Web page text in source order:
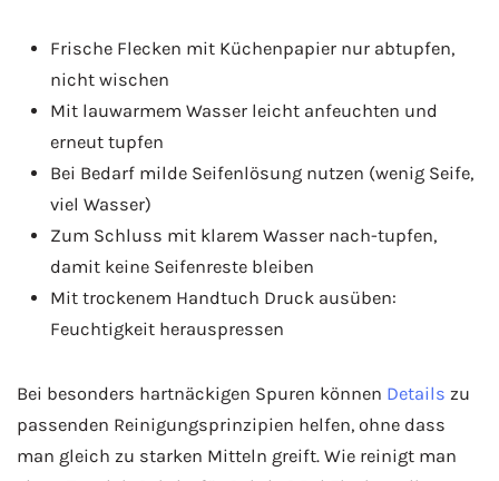
Frische Flecken mit Küchenpapier nur abtupfen,
nicht wischen
Mit lauwarmem Wasser leicht anfeuchten und
erneut tupfen
Bei Bedarf milde Seifenlösung nutzen (wenig Seife,
viel Wasser)
Zum Schluss mit klarem Wasser nach-tupfen,
damit keine Seifenreste bleiben
Mit trockenem Handtuch Druck ausüben:
Feuchtigkeit herauspressen
Bei besonders hartnäckigen Spuren können Details zu
passenden Reinigungsprinzipien helfen, ohne dass
man gleich zu starken Mitteln greift. Wie reinigt man